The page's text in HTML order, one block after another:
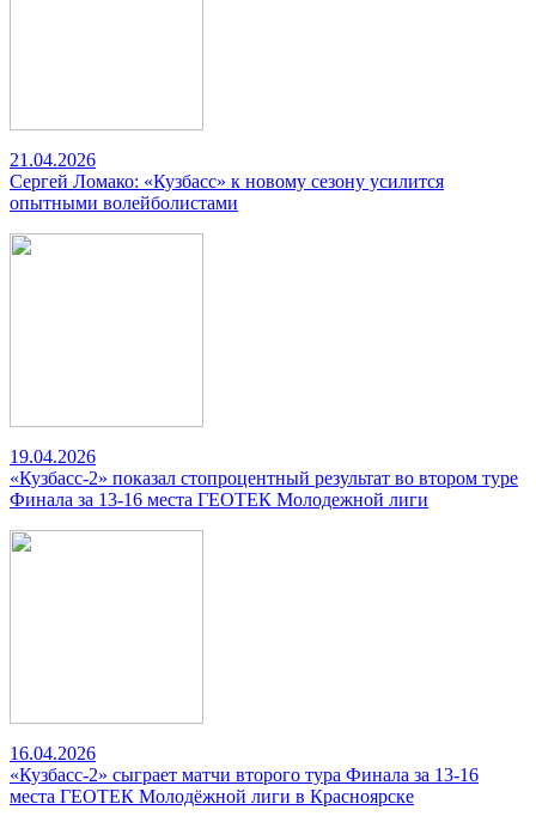
21.04.2026
Сергей Ломако: «Кузбасс» к новому сезону усилится
опытными волейболистами
19.04.2026
«Кузбасс-2» показал стопроцентный результат во втором туре
Финала за 13-16 места ГЕОТЕК Молодежной лиги
16.04.2026
«Кузбасс-2» сыграет матчи второго тура Финала за 13-16
места ГЕОТЕК Молодёжной лиги в Красноярске